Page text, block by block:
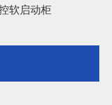
软启动柜